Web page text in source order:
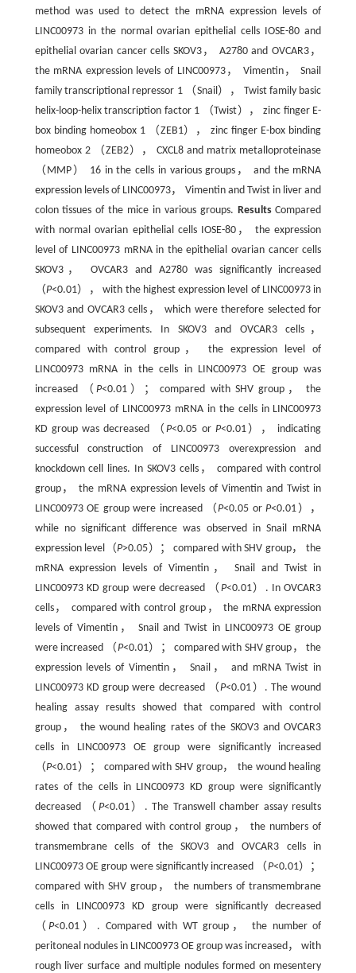
method was used to detect the mRNA expression levels of
LINC00973 in the normal ovarian epithelial cells IOSE-80 and
epithelial ovarian cancer cells SKOV3， A2780 and OVCAR3，
the mRNA expression levels of LINC00973， Vimentin， Snail
family transcriptional repressor 1 （Snail）， Twist family basic
helix-loop-helix transcription factor 1 （Twist）， zinc finger E-
box binding homeobox 1 （ZEB1）， zinc finger E-box binding
homeobox 2 （ZEB2）， CXCL8 and matrix metalloproteinase
（MMP） 16 in the cells in various groups， and the mRNA
expression levels of LINC00973， Vimentin and Twist in liver and
colon tissues of the mice in various groups. ResultsCompared
with normal ovarian epithelial cells IOSE-80， the expression
level of LINC00973 mRNA in the epithelial ovarian cancer cells
SKOV3， OVCAR3 and A2780 was significantly increased
（P<0.01）， with the highest expression level of LINC00973 in
SKOV3 and OVCAR3 cells， which were therefore selected for
subsequent experiments. In SKOV3 and OVCAR3 cells，
compared with control group， the expression level of
LINC00973 mRNA in the cells in LINC00973 OE group was
increased （P<0.01）； compared with SHV group， the
expression level of LINC00973 mRNA in the cells in LINC00973
KD group was decreased （P<0.05 or P<0.01）， indicating
successful construction of LINC00973 overexpression and
knockdown cell lines. In SKOV3 cells， compared with control
group， the mRNA expression levels of Vimentin and Twist in
LINC00973 OE group were increased （P<0.05 orP<0.01），
while no significant difference was observed in Snail mRNA
expression level（P>0.05）； compared with SHV group， the
mRNA expression levels of Vimentin， Snail and Twist in
LINC00973 KD group were decreased （ P<0.01）. In OVCAR3
cells， compared with control group， the mRNA expression
levels of Vimentin， Snail and Twist in LINC00973 OE group
were increased （P<0.01）； compared with SHV group， the
expression levels of Vimentin， Snail， and mRNA Twist in
LINC00973 KD group were decreased （P<0.01）. The wound
healing assay results showed that compared with control
group， the wound healing rates of the SKOV3 and OVCAR3
cells in LINC00973 OE group were significantly increased
（P<0.01）； compared with SHV group， the wound healing
rates of the cells in LINC00973 KD group were significantly
decreased （ P<0.01）. The Transwell chamber assay results
showed that compared with control group， the numbers of
transmembrane cells of the SKOV3 and OVCAR3 cells in
LINC00973 OE group were significantly increased （P<0.01）；
compared with SHV group， the numbers of transmembrane
cells in LINC00973 KD group were significantly decreased
（P<0.01）. Compared with WT group， the number of
peritoneal nodules in LINC00973 OE group was increased， with
rough liver surface and multiple nodules formed on mesentery